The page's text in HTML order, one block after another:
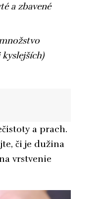
a zbavené
a prach.
či je dužina
vrstvenie